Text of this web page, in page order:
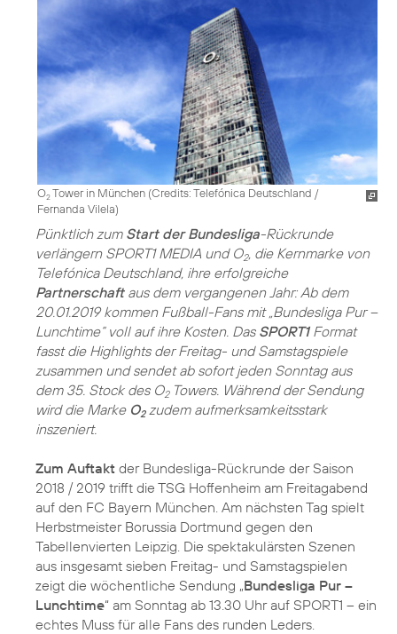
O2Tower in München (Credits: Telefónica Deutschland /
Fernanda Vilela)
Pünktlich zum Start der Bundesliga-Rückrunde
verlängern SPORT1 MEDIA und O2, die Kernmarke von
Telefónica Deutschland, ihre erfolgreiche
Partnerschaftaus dem vergangenen Jahr: Ab dem
20.01.2019 kommen Fußball-Fans mit „Bundesliga Pur –
Lunchtime“ voll auf ihre Kosten. Das SPORT1Format
fasst die Highlights der Freitag- und Samstagspiele
zusammen und sendet ab sofort jeden Sonntag aus
dem 35. Stock des O2Towers. Während der Sendung
wird die Marke O2zudem aufmerksamkeitsstark
inszeniert.
Zum Auftakt der Bundesliga-Rückrunde der Saison
2018 / 2019 trifft die TSG Hoffenheim am Freitagabend
auf den FC Bayern München. Am nächsten Tag spielt
Herbstmeister Borussia Dortmund gegen den
Tabellenvierten Leipzig. Die spektakulärsten Szenen
aus insgesamt sieben Freitag- und Samstagspielen
zeigt die wöchentliche Sendung „Bundesliga Pur –
Lunchtime“ am Sonntag ab 13.30 Uhr auf SPORT1 – ein
echtes Muss für alle Fans des runden Leders.